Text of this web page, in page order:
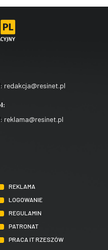
redakcja@resinet.pl
reklama@resinet.pl
REKLAMA
LOGOWANIE
REGULAMIN
PATRONAT
PRACA IT RZESZÓW